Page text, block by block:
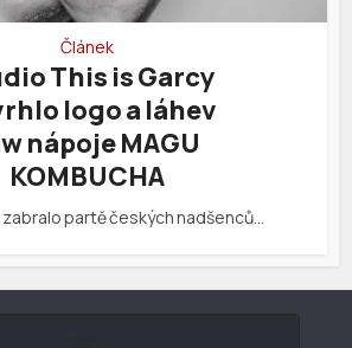
Článek
This is Garcy
logo a láhev
nápoje MAGU
KOMBUCHA
partě českých nadšenců…